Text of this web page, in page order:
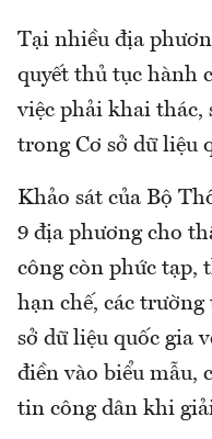
Tại nhiều địa
quyết thủ tục hành
việc phải khai thác,
trong Cơ sở dữ liệu
Khảo sát của Bộ
9 địa phương cho
công còn phức tạp,
hạn chế, các
sở dữ liệu quốc gia
điền vào biểu mẫu,
tin công dân khi